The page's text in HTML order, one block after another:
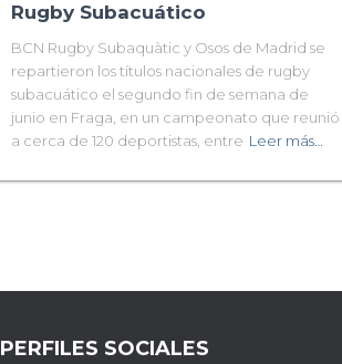
Rugby Subacuático
BCN Rugby Subaquàtic y Osos de Madrid se
repartieron los títulos nacionales de rugby
subacuático el segundo fin de semana de
junio en Fraga, en un campeonato que reunió
a cerca de 120 deportistas, entre Leer más…
PERFILES SOCIALES